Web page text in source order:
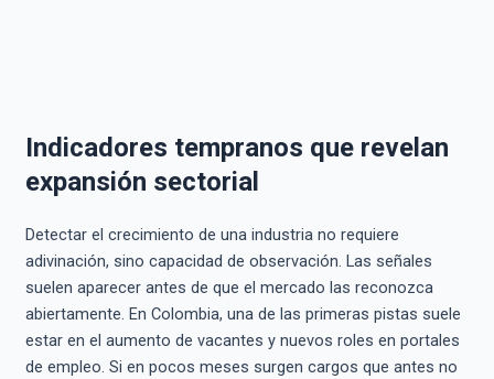
Indicadores tempranos que revelan
expansión sectorial
Detectar el crecimiento de una industria no requiere
adivinación, sino capacidad de observación. Las señales
suelen aparecer antes de que el mercado las reconozca
abiertamente. En Colombia, una de las primeras pistas suele
estar en el aumento de vacantes y nuevos roles en portales
de empleo. Si en pocos meses surgen cargos que antes no